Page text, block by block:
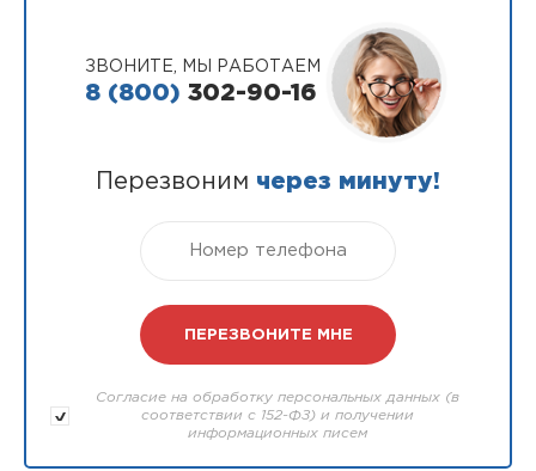
ЗВОНИТЕ, МЫ РАБОТАЕМ
8 (800) 302-90-16
Перезвоним через минуту!
Согласие на обработку персональных данных (в
соответствии с 152-ФЗ) и получении
информационных писем